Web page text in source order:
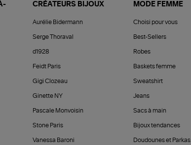
CRÉATEURS BIJOUX
Aurélie Bidermann
Serge Thoraval
d1928
Feidt Paris
Gigi Clozeau
Ginette NY
Pascale Monvoisin
Stone Paris
Vanessa Baroni
MODE FEMME
Choisi pour vous
Best-Sellers
Robes
Baskets femme
Sweatshirt
Jeans
Sacs à main
Bijoux tendances
Doudounes et Parkas